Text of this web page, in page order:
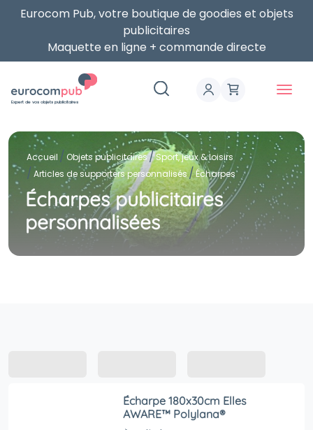
Eurocom Pub, votre boutique de goodies et objets
publicitaires
Maquette en ligne + commande directe
Expert de vos objets publicitaires
Accueil Objets publicitaires
Sport, jeux & loisirs
Articles de supporters personnalisés
Écharpes
Écharpes publicitaires
personnalisées
Écharpe 180x30cm Elles
AWARE™ Polylana®